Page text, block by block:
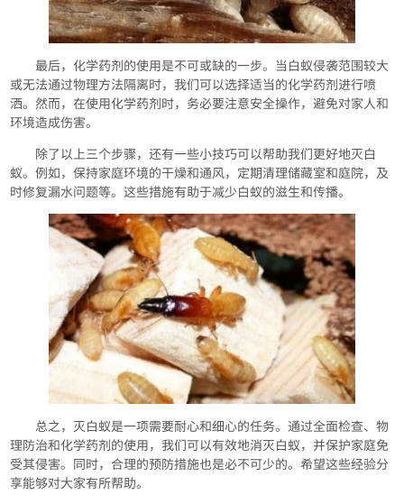
最后，化学药剂的使用是不可或缺的一步。当白蚁侵袭范围较大
或无法通过物理方法隔离时，我们可以选择适当的化学药剂进行喷
洒。然而，在使用化学药剂时，务必要注意安全操作，避免对家人和
环境造成伤害。
除了以上三个步骤，还有一些小技巧可以帮助我们更好地灭白
蚁。例如，保持家庭环境的干燥和通风，定期清理储藏室和庭院，及
时修复漏水问题等。这些措施有助于减少白蚁的滋生和传播。
总之，灭白蚁是一项需要耐心和细心的任务。通过全面检查、物
理防治和化学药剂的使用，我们可以有效地消灭白蚁，并保护家庭免
受其侵害。同时，合理的预防措施也是必不可少的。希望这些经验分
享能够对大家有所帮助。